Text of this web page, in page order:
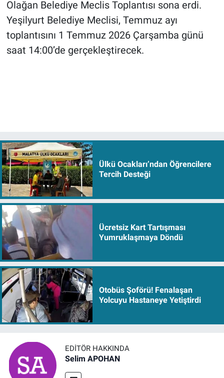
Olağan Belediye Meclis Toplantısı sona erdi.
Yeşilyurt Belediye Meclisi, Temmuz ayı
toplantısını 1 Temmuz 2026 Çarşamba günü
saat 14:00’de gerçekleştirecek.
Ülkü Ocakları’ndan Öğrencilere
Tercih Desteği
Ücretsiz Kart Tartışması
Yumruklaşmaya Döndü
Otobüs Şoförü! Fenalaşan
Yolcuyu Hastaneye Yetiştirdi
EDITÖR HAKKINDA
Selim APOHAN